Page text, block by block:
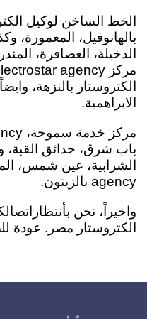
الخط الساخن لوكيل
بالهانوفيل، المعمورة،
الدخيلة، العصافرة،
الكتروستار بالنزهة،
الابراهمية.
باب شرق، حدائق القبة،
agency بالزيتون.
واخيراً، نحن
الكتروستار مصر. عودة